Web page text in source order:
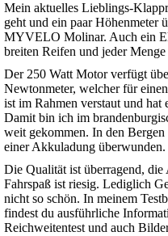
Mein aktuelles Lieblings-
geht und ein paar Höhenmeter
MYVELO Molinar. Auch ein
breiten Reifen und jeder Menge
Der 250 Watt Motor verfügt
Newtonmeter, welcher für
ist im Rahmen verstaut und hat
Damit bin ich im
weit gekommen. In den
einer Akkuladung überwunden.
Die Qualität ist überragend, die
Fahrspaß ist riesig. Lediglich
nicht so schön. In meinem
findest du ausführliche
Reichweitentest und auch